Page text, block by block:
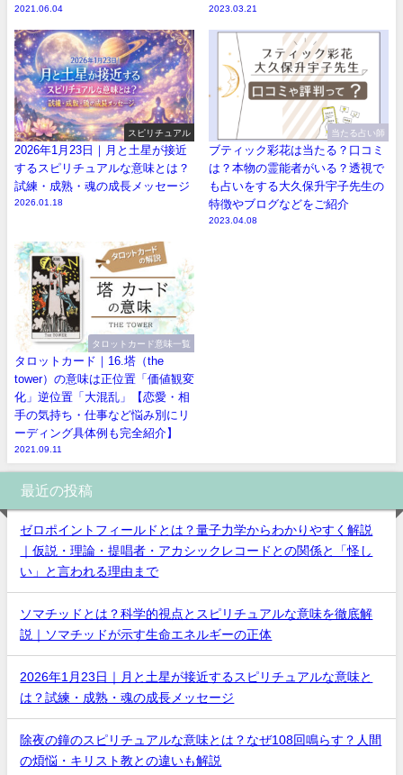
2021.06.04 2023.03.21
スピリチュアル
2026年1月23日｜月と土星が接近
するスピリチュアルな意味とは？
試練・成熟・魂の成長メッセージ
2026.01.18
当たる占い師
ブティック彩花は当たる？口コミ
は？本物の霊能者がいる？透視で
も占いをする大久保升宇子先生の
特徴やブログなどをご紹介
2023.04.08
タロットカード意味一覧
タロットカード｜16.塔（the
tower）の意味は正位置「価値観変
化」逆位置「大混乱」【恋愛・相
手の気持ち・仕事など悩み別にリ
ーディング具体例も完全紹介】
2021.09.11
最近の投稿
ゼロポイントフィールドとは？量子力学からわかりやすく解説
｜仮説・理論・提唱者・アカシックレコードとの関係と「怪し
い」と言われる理由まで
ソマチッドとは？科学的視点とスピリチュアルな意味を徹底解
説｜ソマチッドが示す生命エネルギーの正体
2026年1月23日｜月と土星が接近するスピリチュアルな意味と
は？試練・成熟・魂の成長メッセージ
除夜の鐘のスピリチュアルな意味とは？なぜ108回鳴らす？人間
の煩悩・キリスト教との違いも解説